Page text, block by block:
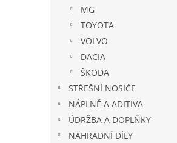
MG
TOYOTA
VOLVO
DACIA
ŠKODA
STŘEŠNÍ NOSIČE
NÁPLNĚ A ADITIVA
ÚDRŽBA A DOPLŇKY
NÁHRADNÍ DÍLY